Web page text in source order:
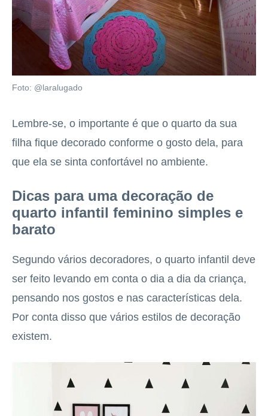
Foto: @laralugado
Lembre-se, o importante é que o quarto da sua
filha fique decorado conforme o gosto dela, para
que ela se sinta confortável no ambiente.
Dicas para uma decoração de
quarto infantil feminino simples e
barato
Segundo vários decoradores, o quarto infantil deve
ser feito levando em conta o dia a dia da criança,
pensando nos gostos e nas características dela.
Por conta disso que vários estilos de decoração
existem.